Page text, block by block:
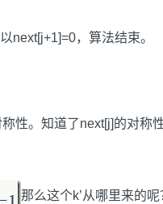
next[j+1]=0，算法结束。
性。知道了next[j]的对称
那么这个k’从哪里来的